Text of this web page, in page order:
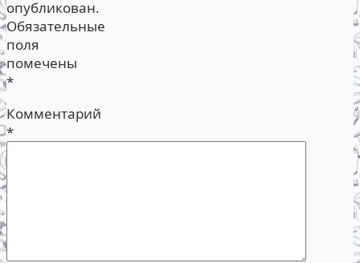
опубликован.
Обязательные
поля
помечены
*
Комментарий
*